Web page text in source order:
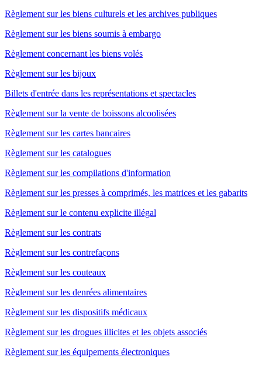
Règlement sur les biens culturels et les archives publiques
Règlement sur les biens soumis à embargo
Règlement concernant les biens volés
Règlement sur les bijoux
Billets d'entrée dans les représentations et spectacles
Règlement sur la vente de boissons alcoolisées
Règlement sur les cartes bancaires
Règlement sur les catalogues
Règlement sur les compilations d'information
Règlement sur les presses à comprimés, les matrices et les gabarits
Règlement sur le contenu explicite illégal
Règlement sur les contrats
Règlement sur les contrefaçons
Règlement sur les couteaux
Règlement sur les denrées alimentaires
Règlement sur les dispositifs médicaux
Règlement sur les drogues illicites et les objets associés
Règlement sur les équipements électroniques